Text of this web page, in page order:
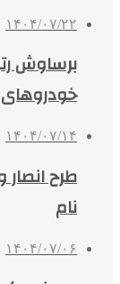
۱۴۰۴/۰۷/۲۲
برساوش
۱۴۰۴/۰۷/۱۴
نام
۱۴۰۴/۰۷/۰۶